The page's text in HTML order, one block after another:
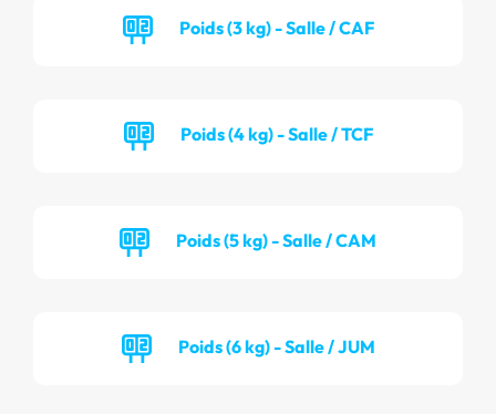
Poids (3 kg) - Salle / CAF
Poids (4 kg) - Salle / TCF
Poids (5 kg) - Salle / CAM
Poids (6 kg) - Salle / JUM